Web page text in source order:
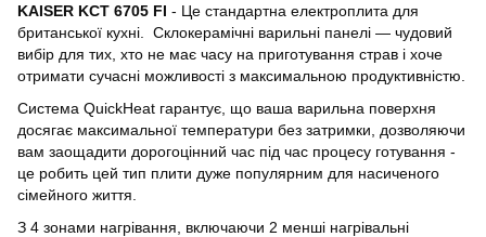
KAISER KCT 6705 FI - Це стандартна електроплита для
британської кухні. Склокерамічні варильні панелі — чудовий
вибір для тих, хто не має часу на приготування страв і хоче
отримати сучасні можливості з максимальною продуктивністю.
Система QuickHeat гарантує, що ваша варильна поверхня
досягає максимальної температури без затримки, дозволяючи
вам заощадити дорогоцінний час під час процесу готування -
це робить цей тип плити дуже популярним для насиченого
сімейного життя.
З 4 зонами нагрівання, включаючи 2 менші нагрівальні